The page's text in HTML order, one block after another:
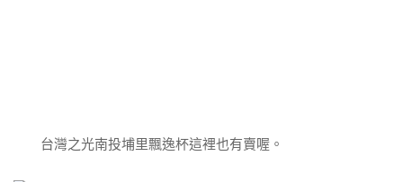
台灣之光南投埔里飄逸杯這裡也有賣喔。